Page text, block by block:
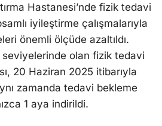
Hastanesi’nde fizik tedavi
iyileştirme çalışmalarıyla
önemli ölçüde azaltıldı.
seviyelerinde olan fizik tedavi
20 Haziran 2025 itibarıyla
zamanda tedavi bekleme
1 aya indirildi.